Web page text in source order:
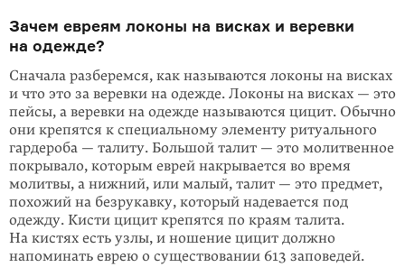
Зачем евреям локоны на висках и веревки
на одежде?
Сначала разберемся, как называются локоны на висках
и что это за веревки на одежде. Локоны на висках — это
пейсы, а веревки на одежде называются цицит. Обычно
они крепятся к специальному элементу ритуального
гарде­роба — талиту. Большой талит — это молитвенное
покрывало, которым еврей накрывается во время
молитвы, а нижний, или малый, талит — это предмет,
похожий на безрукавку, который надевается под
одежду. Кисти цицит крепятся по краям талита.
На кистях есть узлы, и ношение цицит должно
напоминать еврею о существовании 613 заповедей.